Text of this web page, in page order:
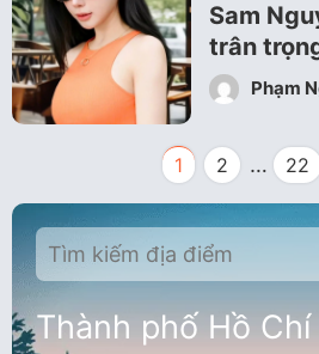
Sam
trân
Phạm
1 2 … 22
Thành phố Hồ